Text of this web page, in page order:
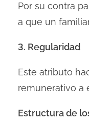
t
r
d
Por su contra
a que un
3. Regularidad
Este atributo
remunerativo a
Estructura de